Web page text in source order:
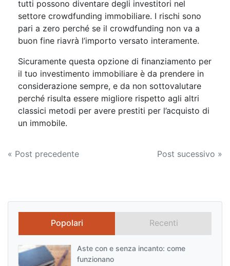
tutti possono diventare degli investitori nel
settore crowdfunding immobiliare. I rischi sono
pari a zero perché se il crowdfunding non va a
buon fine riavrà l’importo versato interamente.
Sicuramente questa opzione di finanziamento per
il tuo investimento immobiliare è da prendere in
considerazione sempre, e da non sottovalutare
perché risulta essere migliore rispetto agli altri
classici metodi per avere prestiti per l’acquisto di
un immobile.
Navigazione
« Post precedente Post sucessivo »
Popolari Recenti
Aste con e senza incanto: come
funzionano